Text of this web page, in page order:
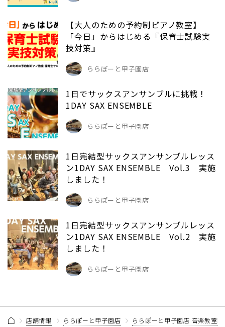
【大人のための予約制ピアノ教室】
「今日」からはじめる『保育士試験実
技対策』
ららぽーと甲子園店
1日でサックスアンサンブルに挑戦！
1DAY SAX ENSEMBLE
ららぽーと甲子園店
1日完結型サックスアンサンブルレッス
ン1DAY SAX ENSEMBLE Vol.3 実施
しました！
ららぽーと甲子園店
1日完結型サックスアンサンブルレッス
ン1DAY SAX ENSEMBLE Vol.2 実施
しました！
ららぽーと甲子園店
店舗情報 ららぽーと甲子園店 ららぽーと甲子園店 音楽教室